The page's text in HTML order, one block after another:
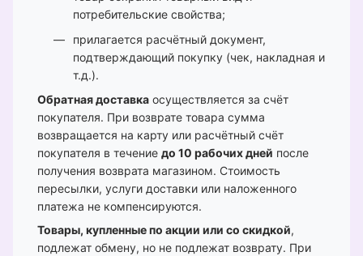
потребительские свойства;
прилагается расчётный документ,
подтверждающий покупку (чек, накладная и
т.д.).
Обратная доставка осуществляется за счёт
покупателя. При возврате товара сумма
возвращается на карту или расчётный счёт
покупателя в течение до 10 рабочих дней после
получения возврата магазином. Стоимость
пересылки, услуги доставки или наложенного
платежа не компенсируются.
Товары, купленные по акции или со скидкой,
подлежат обмену, но не подлежат возврату. При